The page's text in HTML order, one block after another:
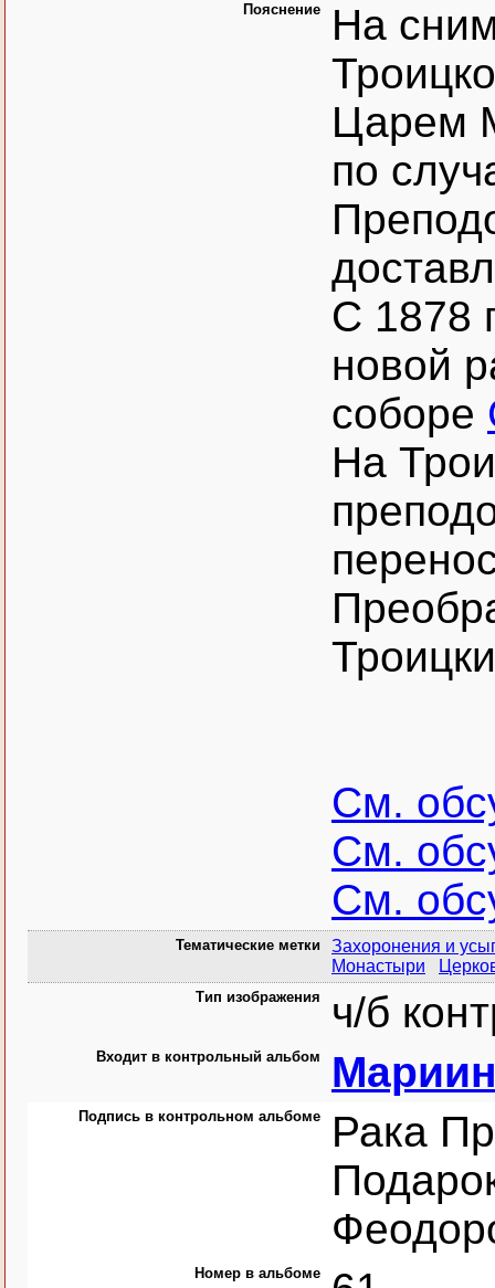
Пояснение
На
Царем
по
С 1878
новой
соборе
На
См.
См.
См.
Тематические метки
Захоронения и
Монастыри
Тип изображения ч/б
Входит в контрольный альбом
Подпись в контрольном альбоме
Рака
Номер в альбоме